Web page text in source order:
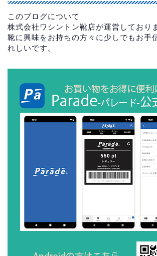
このブログについて
株式会社ワシントン靴店が運営しており
靴に興味をお持ちの方々に少しでもお手
れしいです。